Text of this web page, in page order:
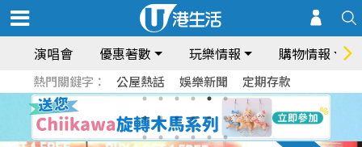
演唱會 優惠著數 玩樂情報 購物情報
熱門關鍵字： 公屋熱話 娛樂新聞 定期存款